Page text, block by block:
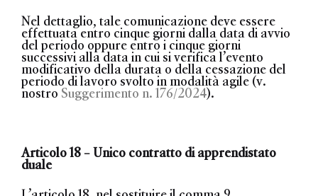
Nel dettaglio, tale comunicazione deve essere
effettuataentro cinque giorni dalla data di avvio
del periodo oppure entro i cinque giorni
successivi alla data in cui si verifica l’evento
modificativo della durata o della cessazione del
periodo di lavoro svolto in modalità agile (v.
nostro Suggerimento n. 176/2024).
Articolo 18 – Unico contratto di apprendistato
duale